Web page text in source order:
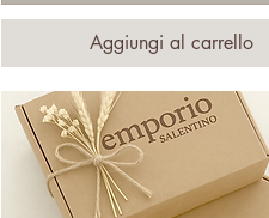
Aggiungi al carrello